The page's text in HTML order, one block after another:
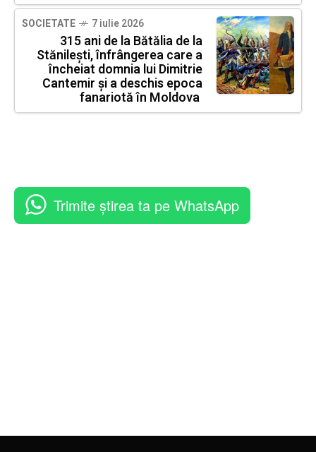
SOCIETATE 7 iulie 2026
315 ani de la Bătălia de la
Stănilești, înfrângerea care a
încheiat domnia lui Dimitrie
Cantemir și a deschis epoca
fanariotă în Moldova
Trimite știrea ta pe WhatsApp